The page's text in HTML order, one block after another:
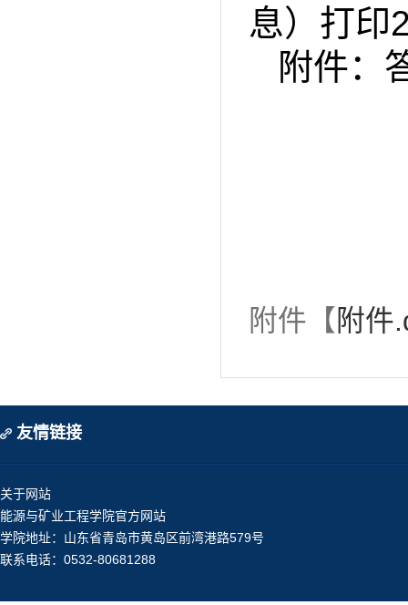
息）打印
附件：
附件【 附件
友情链接
关于网站
能源与矿业工程学院官方网站
学院地址：山东省青岛市黄岛区前湾港路579号
联系电话：0532-80681288